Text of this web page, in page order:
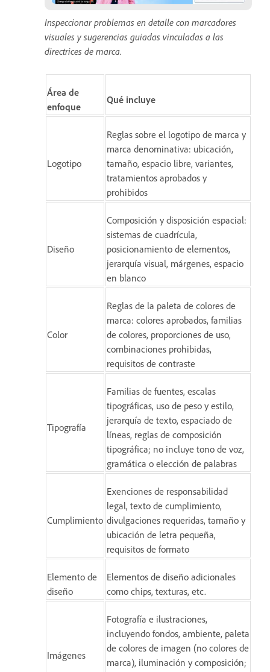
Inspeccionar problemas en detalle con marcadores
visuales y sugerencias guiadas vinculadas a las
directrices de marca.
Área de
enfoque
Qué incluye
Logotipo
Reglas sobre el logotipo de marca y
marca denominativa: ubicación,
tamaño, espacio libre, variantes,
tratamientos aprobados y
prohibidos
Diseño
Composición y disposición espacial:
sistemas de cuadrícula,
posicionamiento de elementos,
jerarquía visual, márgenes, espacio
en blanco
Color
Reglas de la paleta de colores de
marca: colores aprobados, familias
de colores, proporciones de uso,
combinaciones prohibidas,
requisitos de contraste
Tipografía
Familias de fuentes, escalas
tipográficas, uso de peso y estilo,
jerarquía de texto, espaciado de
líneas, reglas de composición
tipográfica; no incluye tono de voz,
gramática o elección de palabras
Cumplimiento
Exenciones de responsabilidad
legal, texto de cumplimiento,
divulgaciones requeridas, tamaño y
ubicación de letra pequeña,
requisitos de formato
Elemento de
diseño
Elementos de diseño adicionales
como chips, texturas, etc.
Imágenes
Fotografía e ilustraciones,
incluyendo fondos, ambiente, paleta
de colores de imagen (no colores de
marca), iluminación y composición;